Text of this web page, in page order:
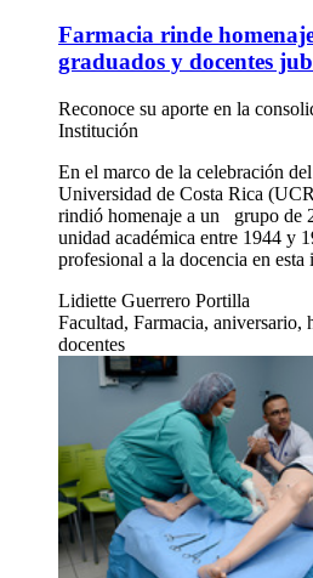
Farmacia rinde
graduados y docentes
Reconoce su aporte en la
Institución
En el marco de la celebración
Universidad de Costa Rica
rindió homenaje a un grupo de
unidad académica entre 1944 y
profesional a la docencia en
Lidiette Guerrero Portilla
Facultad, Farmacia, aniversario,
docentes